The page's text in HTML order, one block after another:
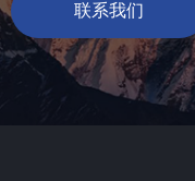
联系我们